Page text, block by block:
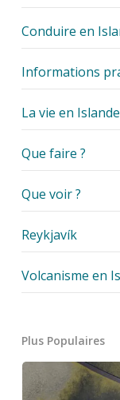
Conduire en
Informations
La vie en Islande
Que faire ?
Que voir ?
Reykjavík
Volcanisme en
Plus Populaires